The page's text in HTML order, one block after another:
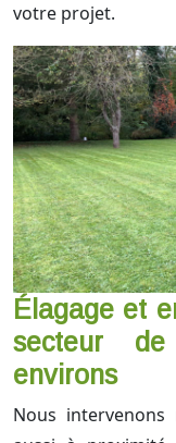
votre projet.
Élagage et
secteur
environs
Nous intervenons